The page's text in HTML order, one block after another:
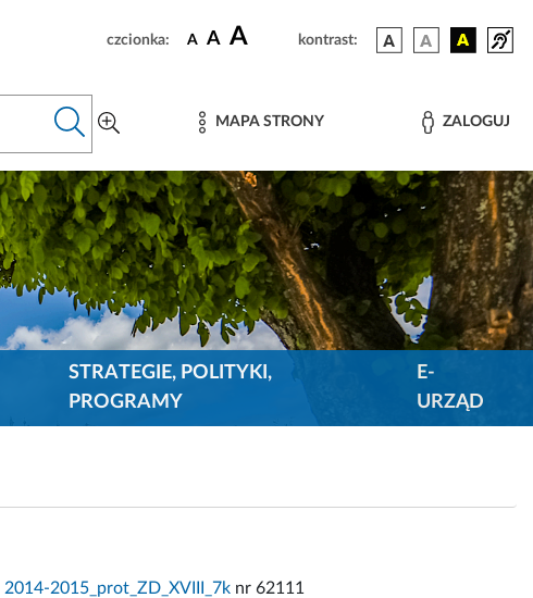
czcionka: A A A kontrast:
MAPA STRONY ZALOGUJ
STRATEGIE, POLITYKI,
PROGRAMY
E-
URZĄD
2014-2015_prot_ZD_XVIII_7k nr 62111